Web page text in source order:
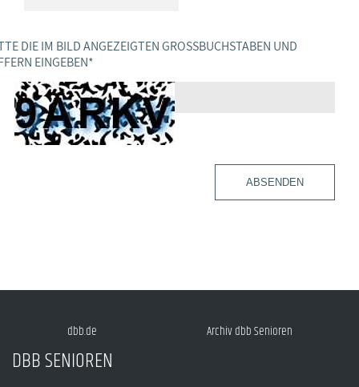
DIE IM BILD ANGEZEIGTEN GROSSBUCHSTABEN UND Z
EINGEBEN *
ABSENDEN
dbb.de Archiv dbb Senioren
DBB SENIOREN